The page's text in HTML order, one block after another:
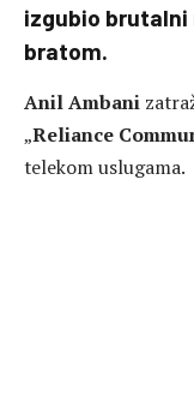
izgubio
bratom.
Anil Ambani
„Reliance
telekom uslugama.